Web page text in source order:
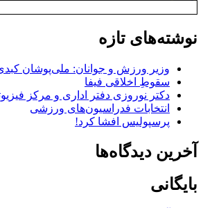
نوشته‌های تازه
وزیر ورزش و جوانان: ملی‌پوشان کبدی
سقوطِ اخلاقی فیفا
دکتر نوروزی دفتر اداری و مرکز
انتخابات فدراسیون‌های ورزشی
پرسپولیس افشا کرد!
آخرین دیدگاه‌ها
بایگانی